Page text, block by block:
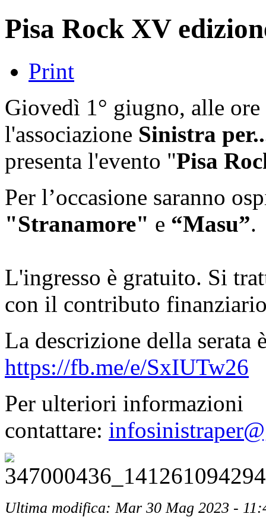
Pisa Rock XV
Print
Giovedì 1° giugno, alle
l'associazione Sinistra
presenta l'evento "Pisa
Per l’occasione saranno
"Stranamore" e “Masu”.
L'ingresso è gratuito. Si
con il contributo
La descrizione della
https://fb.me/e/SxIUTw26
Per ulteriori informazioni
contattare:
Ultima modifica: Mar 30 Mag 2023 -